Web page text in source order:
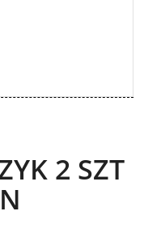
2 SZT